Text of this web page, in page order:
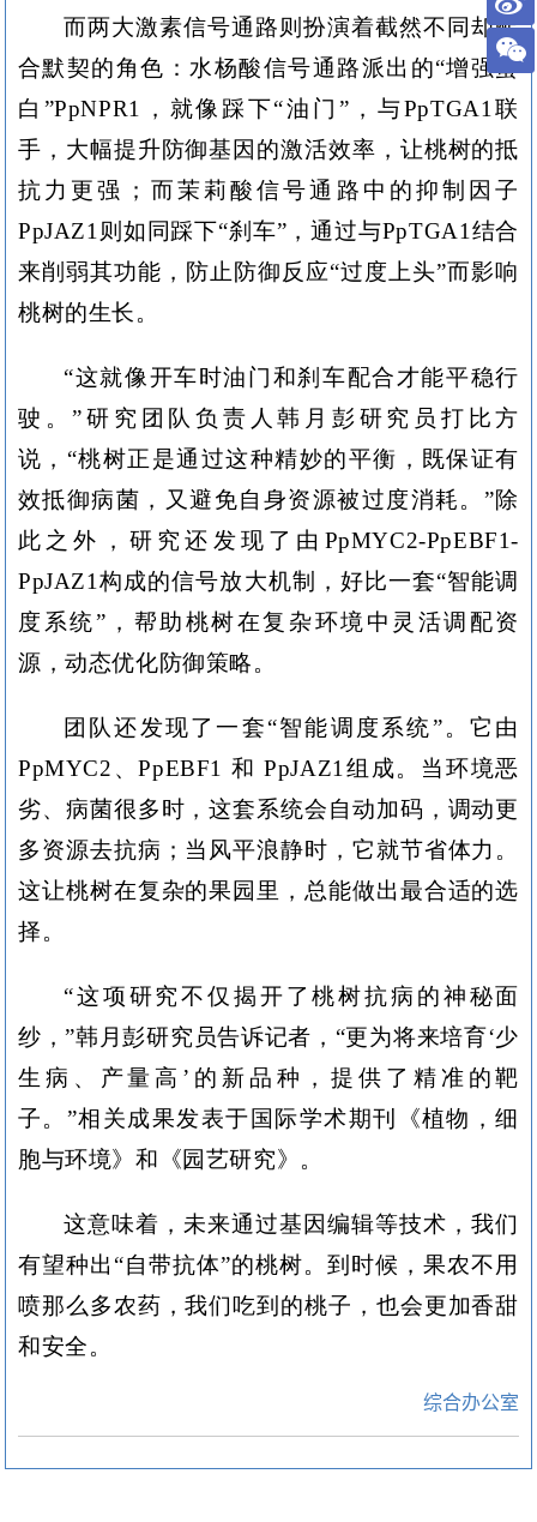
而两大激素信号通路则扮演着截然不同却配
合默契的角色：水杨酸信号通路派出的“增强蛋
白”PpNPR1，就像踩下“油门”，与PpTGA1联
手，大幅提升防御基因的激活效率，让桃树的抵
抗力更强；而茉莉酸信号通路中的抑制因子
PpJAZ1则如同踩下“刹车”，通过与PpTGA1结合
来削弱其功能，防止防御反应“过度上头”而影响
桃树的生长。
“这就像开车时油门和刹车配合才能平稳行
驶。”研究团队负责人韩月彭研究员打比方
说，“桃树正是通过这种精妙的平衡，既保证有
效抵御病菌，又避免自身资源被过度消耗。”除
此之外，研究还发现了由PpMYC2-PpEBF1-
PpJAZ1构成的信号放大机制，好比一套“智能调
度系统”，帮助桃树在复杂环境中灵活调配资
源，动态优化防御策略。
团队还发现了一套“智能调度系统”。它由
PpMYC2、PpEBF1 和 PpJAZ1组成。当环境恶
劣、病菌很多时，这套系统会自动加码，调动更
多资源去抗病；当风平浪静时，它就节省体力。
这让桃树在复杂的果园里，总能做出最合适的选
择。
“这项研究不仅揭开了桃树抗病的神秘面
纱，”韩月彭研究员告诉记者，“更为将来培育‘少
生病、产量高’的新品种，提供了精准的靶
子。”相关成果发表于国际学术期刊《植物，细
胞与环境》和《园艺研究》。
这意味着，未来通过基因编辑等技术，我们
有望种出“自带抗体”的桃树。到时候，果农不用
喷那么多农药，我们吃到的桃子，也会更加香甜
和安全。
综合办公室